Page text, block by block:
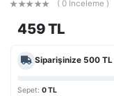
( 0 İnceleme )
459 TL
Siparişinize 500 TL
Sepet: 0 TL